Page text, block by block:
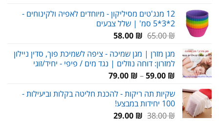
עד
12 מנג'טים מסיליקון - מיוחדים לאפיה ולקינוחים -
2*3*5 סמ' | שלל צבעים
65.00₪
המחיר
היה:
65.00 ₪.
58.00 ₪
המחיר
הוא:
58.00 ₪.
מגן מזרן | מגן שמיכה - ציפה לשמיכת פוך, סדין ניילון
למזרון: דוחה נוזלים | נגד מים / פיפי - יחיד/זוגי
59.00 ₪
–
79.00 ₪
טווח
שקיות תה ריקות - להכנת חליטה בקלות וביעילות -
100 יחידות במבצע!
38.00₪
המחיר29.00 ₪
המחיר